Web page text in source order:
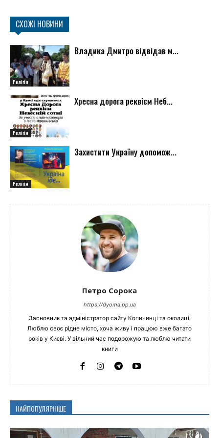
СХОЖІ НОВИНИ
Релігія
Владика Дмитро відвідав м...
Релігія
Хресна дорога реквієм Неб...
Релігія
Захистити Україну допомож...
Петро Сорока
https://dyoma.pp.ua
Засновник та адміністратор сайту Копичинці та околиці.
Люблю своє рідне місто, хоча живу і працюю вже багато
років у Києві. У вільний час подорожую та люблю читати
книги
НАЙПОПУЛЯРНІШЕ